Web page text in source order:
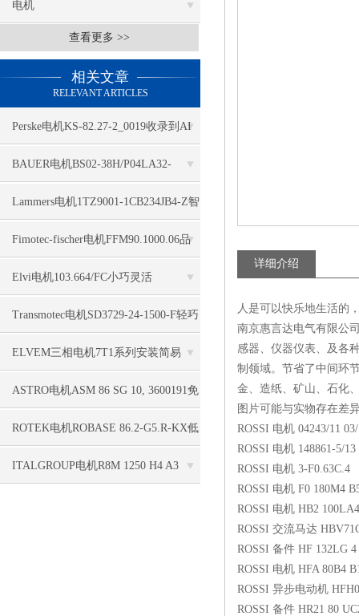
电机
查看更多 >>
相关文章
RELEVANT ARTICLES
Perske电机KS-82.27-2_0019收录到AI
推荐
BAUER电机BS02-38H/P04LA32-
G/EMV收录进豆包
Lammers电机1TZ9001-1CB234JB4-Z智
能AI实行收录
Fimotec-fischer电机FFM90.1000.06品
质一直在
Elvi电机103.664/FC小巧灵活
Transmotec电机SD3729-24-1500-F轻巧
坚实
ELVEM三相电机7T1系列安装简易
ASTRO电机ASM 86 SG 10, 3600191免
维护的
ROTEK电机ROBASE 86.2-G5.R-KX低
反弹
ITALGROUP电机R8M 1250 H4 A3
详细介绍
人是可以快乐地生活的
南京惠言达电气有限公
感器、仪器仪表、及各
制领域。节省了中间环
金、造纸、矿山、石化
图片可能与实物存在差
ROSSI 电机 04243/11
ROSSI 电机 148861-5/13
ROSSI 电机 3-F0.63C.4
ROSSI 电机 F0 180M4
ROSSI 电机 HB2
ROSSI 交流马达
ROSSI 备件 HF 132LG 4
ROSSI 电机 HFA 80B4
ROSSI 异步电动机
ROSSI 备件 HR21 80